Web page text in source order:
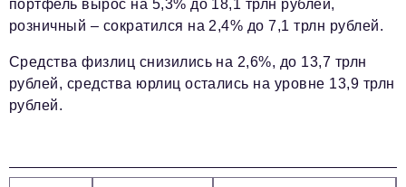
портфель вырос на 5,3% до 18,1 трлн рублей,
розничный – сократился на 2,4% до 7,1 трлн рублей.
Средства физлиц снизились на 2,6%, до 13,7 трлн
рублей, средства юрлиц остались на уровне 13,9 трлн
рублей.